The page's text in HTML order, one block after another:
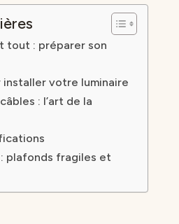
tout : préparer son
installer votre luminaire
: l’art de la
plafonds fragiles et